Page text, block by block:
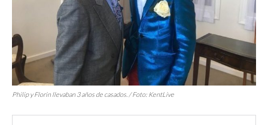
Philip y Florin llevaban 3 años de casados. / Foto: KentLive